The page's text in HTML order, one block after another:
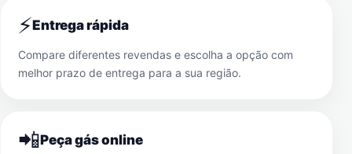
⚡Entrega rápida
Compare diferentes revendas e escolha a opção com
melhor prazo de entrega para a sua região.
📲Peça gás online